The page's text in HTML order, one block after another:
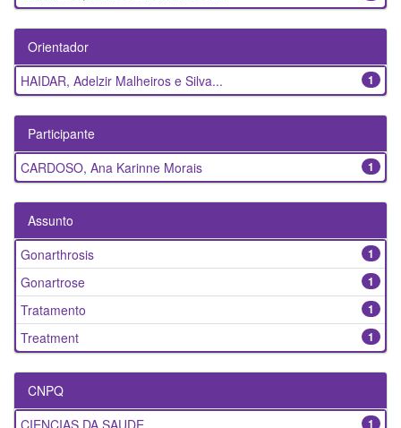
Orientador
1
HAIDAR, Adelzir Malheiros e Silva...
Participante
1
CARDOSO, Ana Karinne Morais
Assunto
1
Gonarthrosis
1
Gonartrose
1
Tratamento
1
Treatment
CNPQ
1